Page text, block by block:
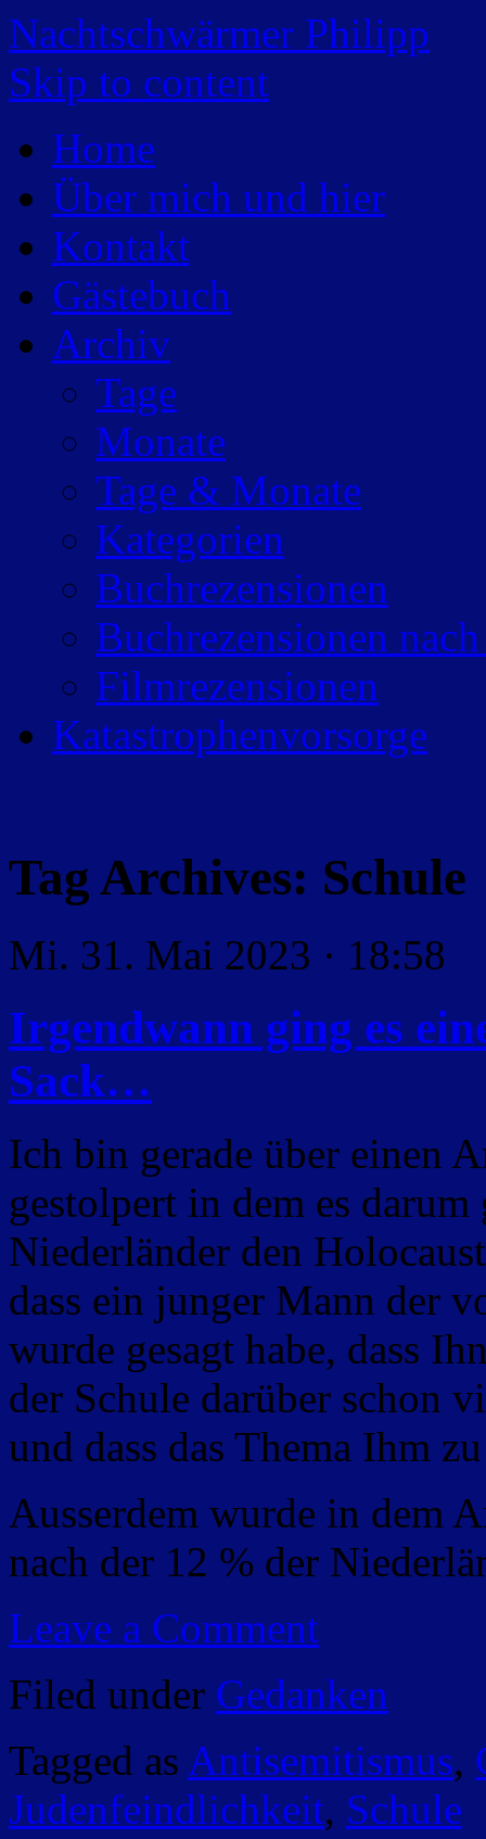
Nachtschwärmer Philipp
Skip to content
Home
Über mich und hier
Kontakt
Gästebuch
Archiv
Tage
Monate
Tage & Monate
Kategorien
Buchrezensionen
Buchrezensionen
Filmrezensionen
Katastrophenvorsorge
Tag Archives: Schule
Mi. 31. Mai 2023 · 18:58
Irgendwann ging es
Sack…
Ich bin gerade über einen
gestolpert in dem es
Niederländer den
dass ein junger Mann der
wurde gesagt habe, dass
der Schule darüber schon
und dass das Thema Ihm
Ausserdem wurde in dem
nach der 12 % der
Leave a Comment
Filed under Gedanken
Tagged as Antisemitismus,
Judenfeindlichkeit, Schule